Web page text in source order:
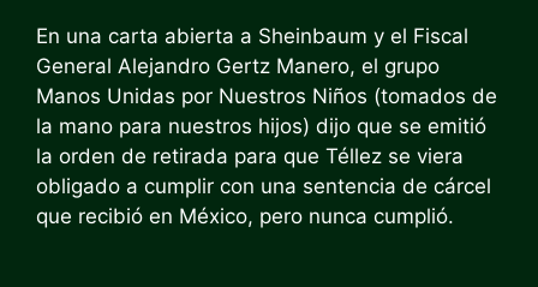
En una carta abierta a Sheinbaum y el Fiscal
General Alejandro Gertz Manero, el grupo
Manos Unidas por Nuestros Niños (tomados de
la mano para nuestros hijos) dijo que se emitió
la orden de retirada para que Téllez se viera
obligado a cumplir con una sentencia de cárcel
que recibió en México, pero nunca cumplió.